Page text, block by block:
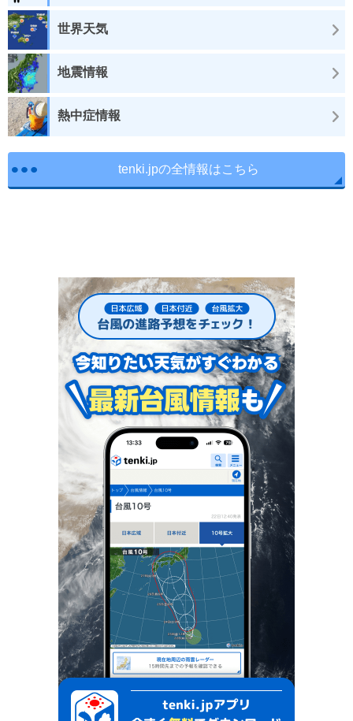
世界天気
地震情報
熱中症情報
tenki.jpの全情報はこちら